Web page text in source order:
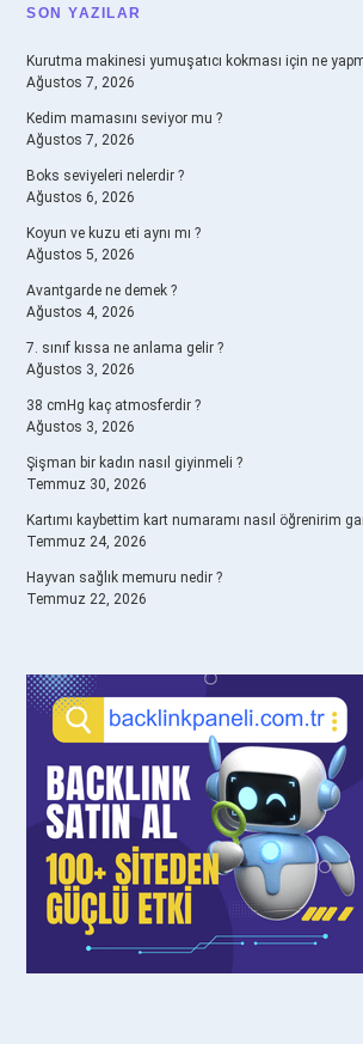
SIDEBAR
SON YAZILAR
Kurutma makinesi yumuşatıcı kokması için ne
Ağustos 7, 2026
Kedim mamasını seviyor mu ?
Ağustos 7, 2026
Boks seviyeleri nelerdir ?
Ağustos 6, 2026
Koyun ve kuzu eti aynı mı ?
Ağustos 5, 2026
Avantgarde ne demek ?
Ağustos 4, 2026
7. sınıf kıssa ne anlama gelir ?
Ağustos 3, 2026
38 cmHg kaç atmosferdir ?
Ağustos 3, 2026
Şişman bir kadın nasıl giyinmeli ?
Temmuz 30, 2026
Kartımı kaybettim kart numaramı nasıl öğrenirim
Temmuz 24, 2026
Hayvan sağlık memuru nedir ?
Temmuz 22, 2026